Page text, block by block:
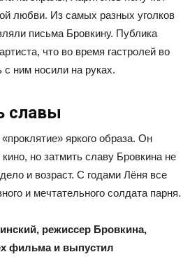
любви. Из самых разных уголков
письма Бровкину. Публика
что во время гастролей во
ним носили на руках.
славы
яркого образа. Он
но затмить славу Бровкина не
и возраст. С годами Лёня все
и мечтательного солдата парня.
режиссер Бровкина,
фильма и выпустил